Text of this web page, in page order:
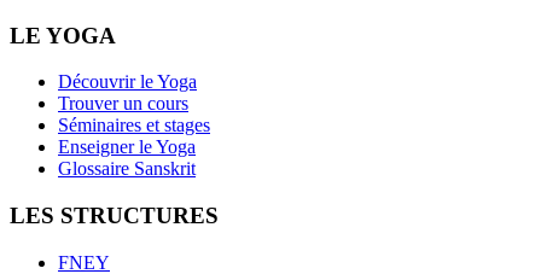
LE YOGA
Découvrir le Yoga
Trouver un cours
Séminaires et stages
Enseigner le Yoga
Glossaire Sanskrit
LES STRUCTURES
FNEY